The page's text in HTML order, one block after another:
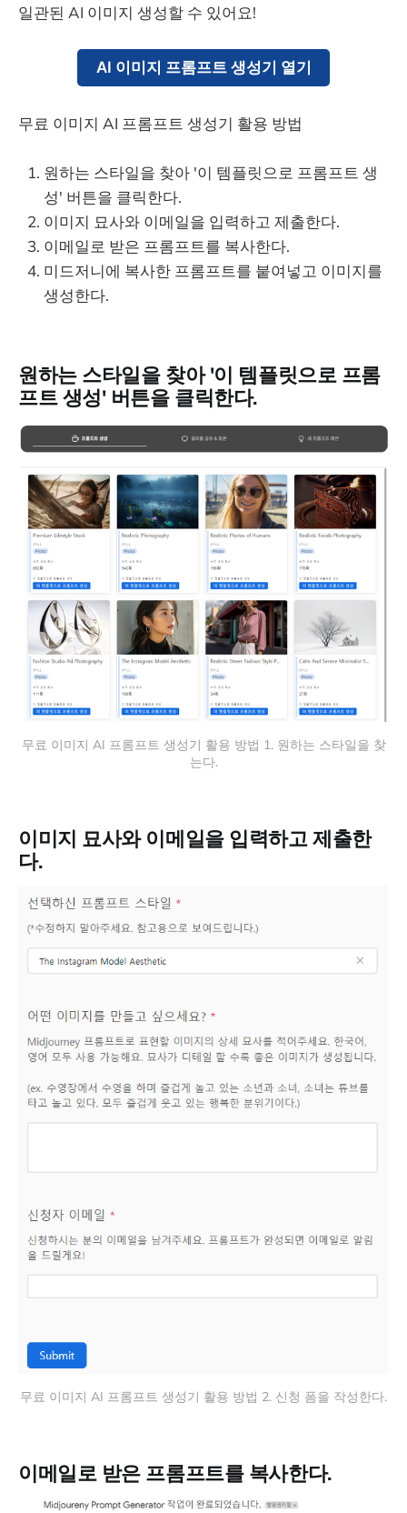
일관된 AI 이미지 생성할 수 있어요!
AI 이미지 프롬프트 생성기 열기
무료 이미지 AI 프롬프트 생성기 활용 방법
원하는 스타일을 찾아 '이 템플릿으로 프롬프트 생
성' 버튼을 클릭한다.
이미지 묘사와 이메일을 입력하고 제출한다.
이메일로 받은 프롬프트를 복사한다.
미드저니에 복사한 프롬프트를 붙여넣고 이미지를
생성한다.
원하는 스타일을 찾아 '이 템플릿으로 프롬
프트 생성' 버튼을 클릭한다.
무료 이미지 AI 프롬프트 생성기 활용 방법 1. 원하는 스타일을 찾
는다.
이미지 묘사와 이메일을 입력하고 제출한
다.
무료 이미지 AI 프롬프트 생성기 활용 방법 2. 신청 폼을 작성한다.
이메일로 받은 프롬프트를 복사한다.